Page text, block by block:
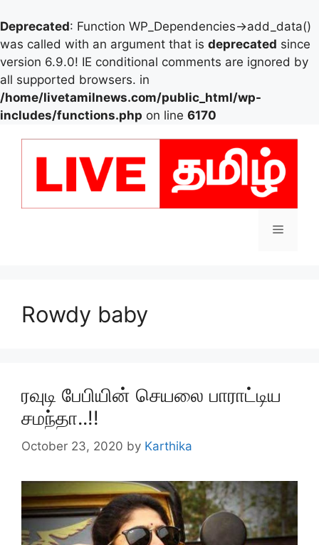
Deprecated: Function WP_Dependencies->add_data()
was called with an argument that is deprecated since
version 6.9.0! IE conditional comments are ignored by
all supported browsers. in
/home/livetamilnews.com/public_html/wp-
includes/functions.php on line 6170
Menu
Rowdy baby
ரவுடி பேபியின் செயலை பாராட்டிய
சமந்தா..!!
October 23, 2020 by Karthika